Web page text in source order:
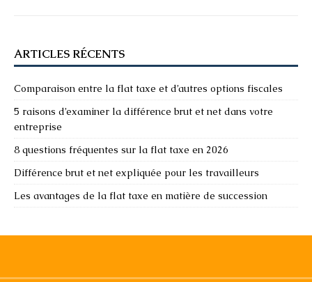
ARTICLES RÉCENTS
Comparaison entre la flat taxe et d’autres options fiscales
5 raisons d’examiner la différence brut et net dans votre
entreprise
8 questions fréquentes sur la flat taxe en 2026
Différence brut et net expliquée pour les travailleurs
Les avantages de la flat taxe en matière de succession